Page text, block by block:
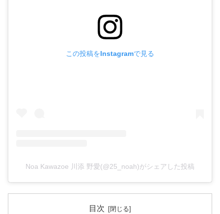
この投稿をInstagramで見る
Noa Kawazoe 川添 野愛(@25_noah)がシェアした投稿
目次